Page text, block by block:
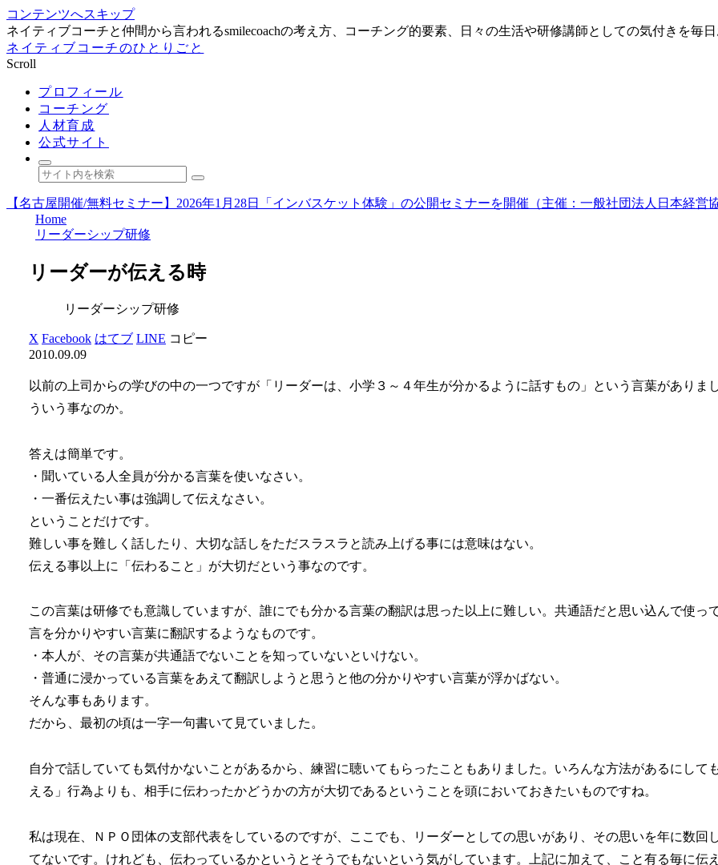
コンテンツへスキップ
ネイティブコーチと仲間から言われるsmilecoachの考え方、コーチング的要素、日々の生活や研修講師としての気付きを毎
ネイティブコーチのひとりごと
Scroll
プロフィール
コーチング
人材育成
公式サイト
【名古屋開催/無料セミナー】2026年1月28日「インバスケット体験」の公開セミナーを開催（主催：一般社団法人日本経営
Home
リーダーシップ研修
リーダーが伝える時
リーダーシップ研修
X Facebook はてブ LINE コピー
2010.09.09
以前の上司からの学びの中の一つですが「リーダーは、小学３～４年生が分かるように話すもの」という言葉がありま
ういう事なのか。
答えは簡単です。
・聞いている人全員が分かる言葉を使いなさい。
・一番伝えたい事は強調して伝えなさい。
ということだけです。
難しい事を難しく話したり、大切な話しをただスラスラと読み上げる事には意味はない。
伝える事以上に「伝わること」が大切だという事なのです。
この言葉は研修でも意識していますが、誰にでも分かる言葉の翻訳は思った以上に難しい。共通語だと思い込んで使っ
言を分かりやすい言葉に翻訳するようなものです。
・本人が、その言葉が共通語でないことを知っていないといけない。
・普通に浸かっている言葉をあえて翻訳しようと思うと他の分かりやすい言葉が浮かばない。
そんな事もあります。
だから、最初の頃は一字一句書いて見ていました。
自分で話していても気付かないことがあるから、練習に聴いてもらったこともありました。いろんな方法があるにして
える」行為よりも、相手に伝わったかどうかの方が大切であるということを頭においておきたいものですね。
私は現在、ＮＰＯ団体の支部代表をしているのですが、ここでも、リーダーとしての思いがあり、その思いを年に数回
てないです。けれども、伝わっているかというとそうでもないという気がしています。上記に加えて、こと有る毎に伝